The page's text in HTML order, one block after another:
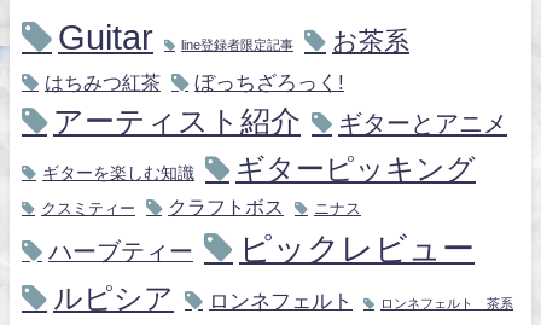
Guitar line登録者限定記事 お茶系
はちみつ紅茶 ぼっちざろっく!
アーティスト紹介 ギターとアニメ
ギターを楽しむ知識 ギターピッキング
クスミティー クラフトボス ニナス
ハーブティー ピックレビュー
ルピシア ロンネフェルト ロンネフェルト 茶系